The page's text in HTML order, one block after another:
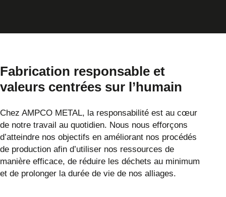
Fabrication responsable et
valeurs centrées sur l’humain
Chez AMPCO METAL, la responsabilité est au cœur
de notre travail au quotidien. Nous nous efforçons
d’atteindre nos objectifs en améliorant nos procédés
de production afin d’utiliser nos ressources de
manière efficace, de réduire les déchets au minimum
et de prolonger la durée de vie de nos alliages.